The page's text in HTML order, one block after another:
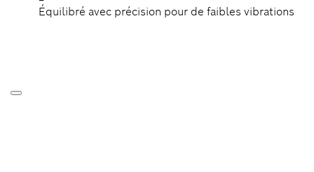
Équilibré avec précision pour de faibles vibrations